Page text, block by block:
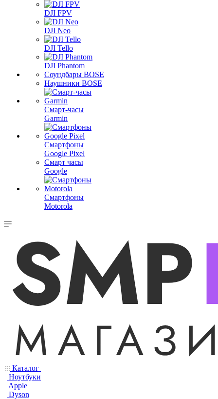
DJI FPV
DJI Neo
DJI Tello
DJI Phantom
Соундбары BOSE
Наушники BOSE
Смарт-часы
Garmin
Смартфоны
Google Pixel
Смарт часы
Google
Смартфоны
Motorola
Каталог
Ноутбуки
Apple
Dyson